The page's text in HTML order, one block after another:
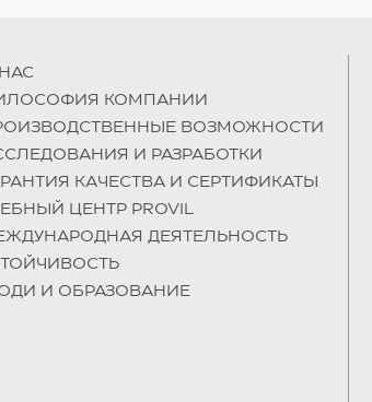
КОМПАНИИ
ВОЗМОЖНОСТИ
И РАЗРАБОТКИ
КАЧЕСТВА И СЕРТИФИКАТЫ
ЦЕНТР PROVIL
ДЕЯТЕЛЬНОСТЬ
И ОБРАЗОВАНИЕ